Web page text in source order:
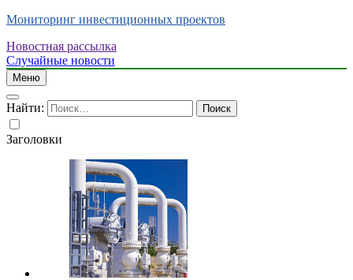
Мониторинг инвестиционных проектов
Новостная рассылка
Случайные новости
Меню
Найти:
Заголовки